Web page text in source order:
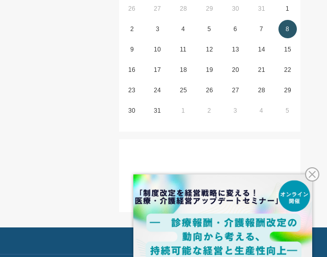
26 27 28 29 30 31 1
2 3 4 5 6 7 8
9 10 11 12 13 14 15
16 17 18 19 20 21 22
23 24 25 26 27 28 29
30 31 1 2 3 4 5